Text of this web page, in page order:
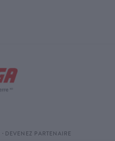
· DEVENEZ PARTENAIRE